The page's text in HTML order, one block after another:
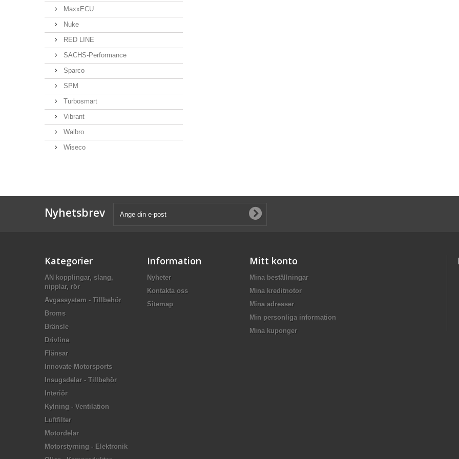
MaxxECU
Nuke
RED LINE
SACHS-Performance
Sparco
SPM
Turbosmart
Vibrant
Walbro
Wiseco
Nyhetsbrev
Kategorier
AN kopplingar, slang,
nipplar, rör
Avgassystem - Tillbehör
Broms
Bränsle
Drivlina
Flänsar
Innovate Motorsports
Insugsdelar - Tillbehör
Interiör
Kylning - Ventilation
Luftfilter
Motordelar
Motorstyrning - Elektronik
Information
Nyheter
Kontakta oss
Sitemap
Mitt konto
Mina beställningar
Mina kreditnotor
Mina adresser
Min personliga information
Mina kuponger